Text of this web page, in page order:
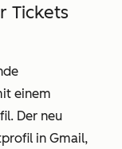
Tickets
einem
Der neu
in Gmail,